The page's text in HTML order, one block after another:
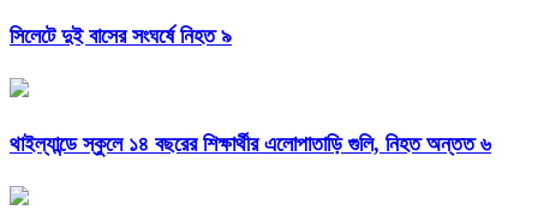
সিলেটে দুই বাসের সংঘর্ষে নিহত ৯
থাইল্যান্ডে স্কুলে ১৪ বছরের শিক্ষার্থীর এলোপাতাড়ি গুলি, নিহত অন্তত ৬